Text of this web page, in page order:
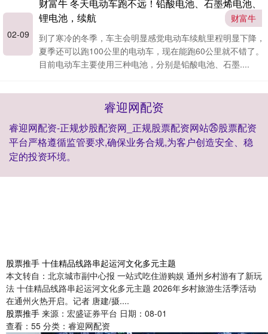
02-09
财富牛 冬天电动车跑不远！铅酸电池、石墨烯电池、
锂电池，续航
财富牛
到了寒冷的冬季，车主会明显感觉电动车续航里程明显下降，
夏季还可以跑100公里的电动车，现在能跑60公里就不错了。
目前电动车主要使用三种电池，分别是铅酸电池、石墨....
睿迎网配资
睿迎网配资-正规炒股配资网_正规股票配资网站㉖股票配资
平台严格遵循监管要求,确保业务合规,为客户创造安全、稳
定的投资环境。
股票推手 十佳精品线路串起运河文化多元主题
本文转自：北京城市副中心报 一站式吃住游购娱 通州乡村游有了新玩
法 十佳精品线路串起运河文化多元主题 2026年乡村旅游生活季活动
在通州火热开启。记者 唐建/摄....
股票推手 来源：宏盛证券平台 日期：08-01
查看： 55 分类： 睿迎网配资